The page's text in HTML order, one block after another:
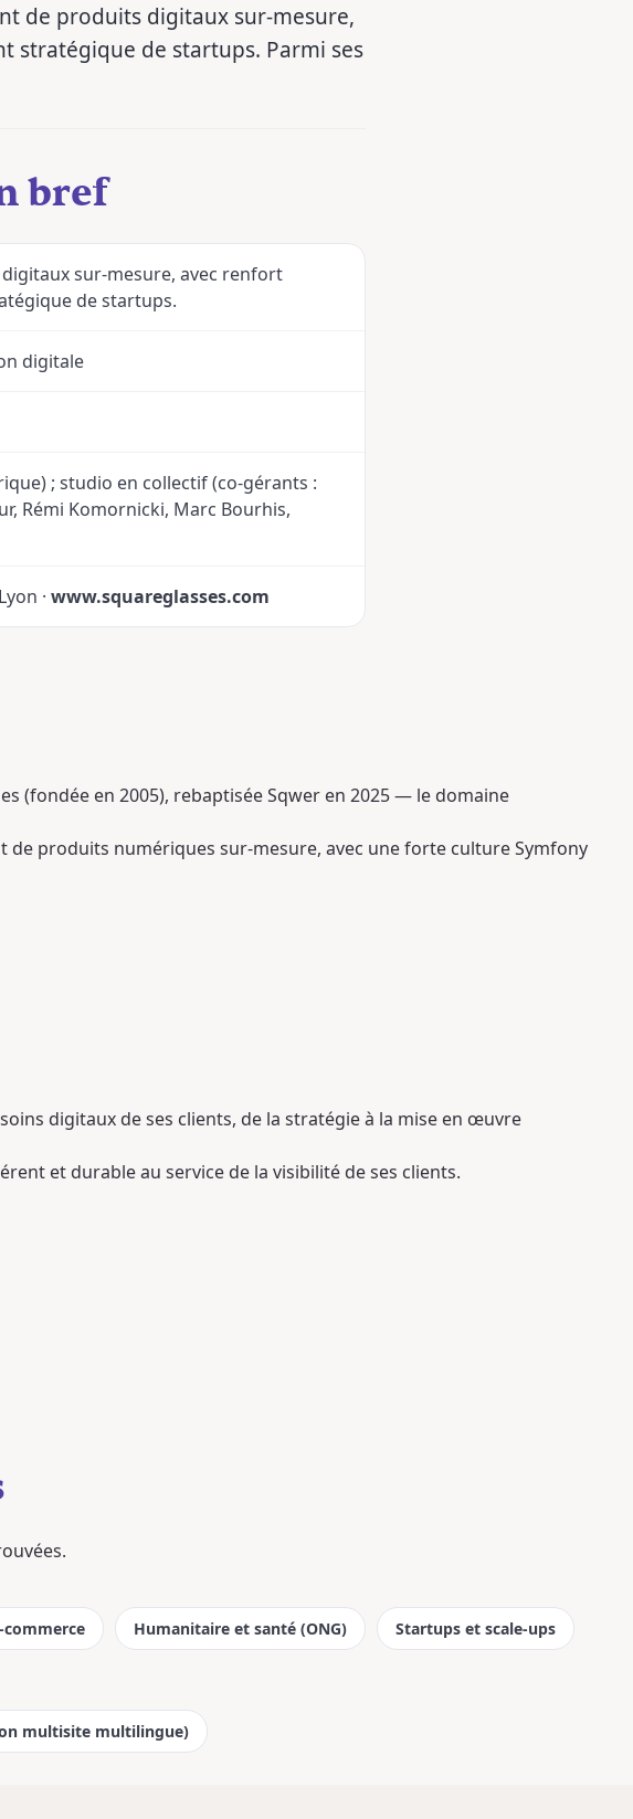
de produits digitaux sur-mesure,
stratégique de startups. Parmi ses
bref
sur-mesure, avec renfort
de startups.
digitale
; studio en collectif (co-gérants :
Rémi Komornicki, Marc Bourhis,
· www.squareglasses.com
(fondée en 2005), rebaptisée Sqwer en 2025 — le domaine
produits numériques sur-mesure, avec une forte culture Symfony
digitaux de ses clients, de la stratégie à la mise en œuvre
et durable au service de la visibilité de ses clients.
Humanitaire et santé (ONG) Startups et scale-ups
multisite multilingue)